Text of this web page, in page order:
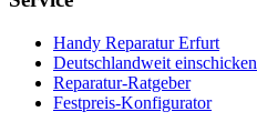
Handy Reparatur Erfurt
Deutschlandweit einschicken
Reparatur-Ratgeber
Festpreis-Konfigurator